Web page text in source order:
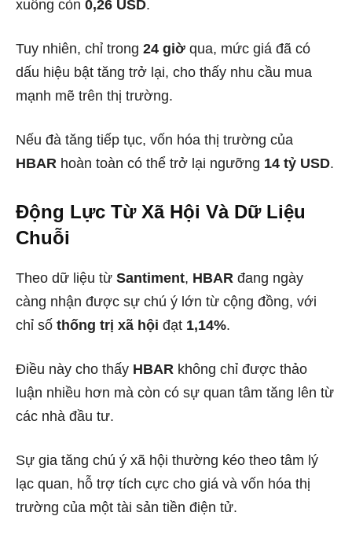
xuống còn 0,26 USD.
Tuy nhiên, chỉ trong 24 giờ qua, mức giá đã có
dấu hiệu bật tăng trở lại, cho thấy nhu cầu mua
mạnh mẽ trên thị trường.
Nếu đà tăng tiếp tục, vốn hóa thị trường của
HBAR hoàn toàn có thể trở lại ngưỡng 14 tỷ USD.
Động Lực Từ Xã Hội Và Dữ Liệu
Chuỗi
Theo dữ liệu từ Santiment, HBAR đang ngày
càng nhận được sự chú ý lớn từ cộng đồng, với
chỉ số thống trị xã hội đạt 1,14%.
Điều này cho thấy HBAR không chỉ được thảo
luận nhiều hơn mà còn có sự quan tâm tăng lên từ
các nhà đầu tư.
Sự gia tăng chú ý xã hội thường kéo theo tâm lý
lạc quan, hỗ trợ tích cực cho giá và vốn hóa thị
trường của một tài sản tiền điện tử.